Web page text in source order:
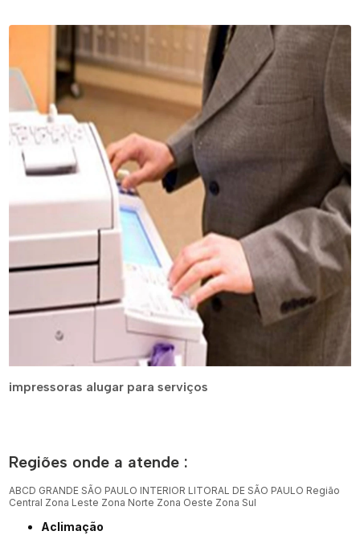
impressoras alugar para serviços
Regiões onde a atende :
ABCD GRANDE SÃO PAULO INTERIOR LITORAL DE SÃO PAULO Região
Central Zona Leste Zona Norte Zona Oeste Zona Sul
Aclimação